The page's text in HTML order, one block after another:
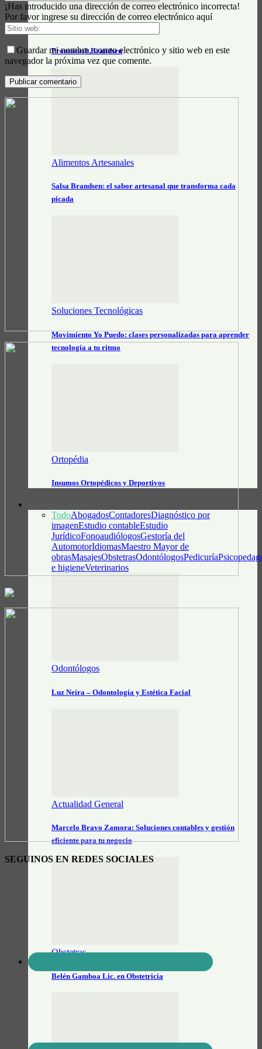
Prontocash Brandsen
Alimentos Artesanales
Salsa Brandsen: el sabor artesanal que transforma cada
picada
Soluciones Tecnológicas
Movimiento Yo Puedo: clases personalizadas para aprender
tecnología a tu ritmo
Ortopédia
Insumos Ortopédicos y Deportivos
TodoAbogadosContadoresDiagnóstico por
imagenEstudio contableEstudio
JurídicoFonoaudiólogosGestoría del
AutomotorIdiomasMaestro Mayor de
obrasMasajesObstetrasOdontólogosPedicuría
e higieneVeterinarios
Odontólogos
Luz Neira – Odontología y Estética Facial
Actualidad General
Marcelo Bravo Zamora: Soluciones contables y gestión
eficiente para tu negocio
Obstetras
Belén Gamboa Lic. en Obstetricia
¡Has introducido una dirección de correo electrónico incorrecta!
Por favor ingrese su dirección de correo electrónico aquí
Guardar mi nombre, correo electrónico y sitio web en este
navegador la próxima vez que comente.
SEGUINOS EN REDES SOCIALES